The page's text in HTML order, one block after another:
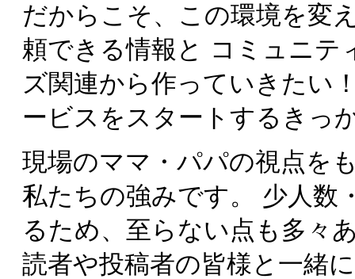
だからこそ、この環境を変
頼できる情報と コミュニテ
ズ関連から作っていきたい
ービスをスタートするきっ
現場のママ・パパの視点を
私たちの強みです。 少人数
るため、至らない点も多々
読者や投稿者の皆様と一緒